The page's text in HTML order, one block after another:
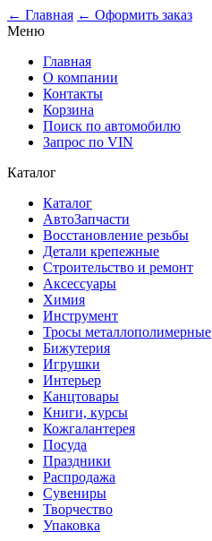
← Главная ← Оформить заказ
Меню
Главная
О компании
Контакты
Корзина
Поиск по автомобилю
Запрос по VIN
Каталог
Каталог
АвтоЗапчасти
Восстановление резьбы
Детали крепежные
Строительство и ремонт
Аксессуары
Химия
Инструмент
Тросы металлополимерные
Бижутерия
Игрушки
Интерьер
Канцтовары
Книги, курсы
Кожгалантерея
Посуда
Праздники
Распродажа
Сувениры
Творчество
Упаковка